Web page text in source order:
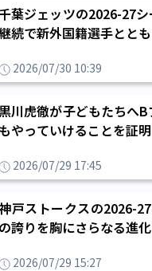
葉ジェッツの2026-27
続で新外国籍選手とと
2026/07/30 10:39
川虎徹が子どもたちへ
もやっていけることを証明
2026/07/29 17:45
戸ストークスの2026-
の誇りを胸にさらなる進
2026/07/29 15:27